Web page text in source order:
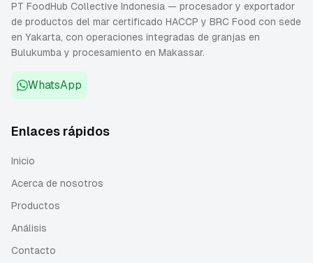
PT FoodHub Collective Indonesia — procesador y exportador
de productos del mar certificado HACCP y BRC Food con sede
en Yakarta, con operaciones integradas de granjas en
Bulukumba y procesamiento en Makassar.
WhatsApp
Enlaces rápidos
Inicio
Acerca de nosotros
Productos
Análisis
Contacto